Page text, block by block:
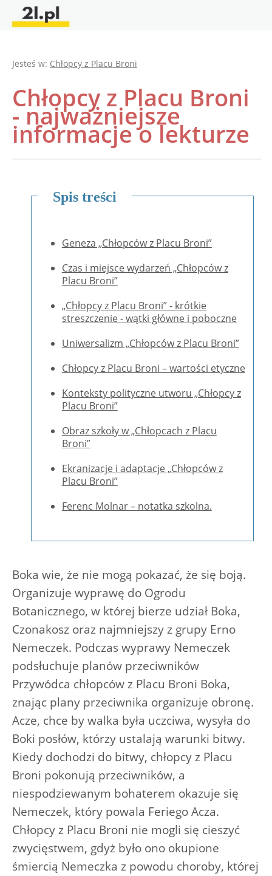
Jesteś w: Chłopcy z Placu Broni
Chłopcy z Placu Broni
- najważniejsze
informacje o lekturze
Spis treści
Geneza „Chłopców z Placu Broni”
Czas i miejsce wydarzeń „Chłopców z
Placu Broni”
„Chłopcy z Placu Broni” - krótkie
streszczenie - wątki główne i poboczne
Uniwersalizm „Chłopców z Placu Broni”
Chłopcy z Placu Broni – wartości etyczne
Konteksty polityczne utworu „Chłopcy z
Placu Broni”
Obraz szkoły w „Chłopcach z Placu
Broni”
Ekranizacje i adaptacje „Chłopców z
Placu Broni”
Ferenc Molnar – notatka szkolna.
Boka wie, że nie mogą pokazać, że się boją.
Organizuje wyprawę do Ogrodu
Botanicznego, w której bierze udział Boka,
Czonakosz oraz najmniejszy z grupy Erno
Nemeczek. Podczas wyprawy Nemeczek
podsłuchuje planów przeciwników
Przywódca chłopców z Placu Broni Boka,
znając plany przeciwnika organizuje obronę.
Acze, chce by walka była uczciwa, wysyła do
Boki posłów, którzy ustalają warunki bitwy.
Kiedy dochodzi do bitwy, chłopcy z Placu
Broni pokonują przeciwników, a
niespodziewanym bohaterem okazuje się
Nemeczek, który powala Feriego Acza.
Chłopcy z Placu Broni nie mogli się cieszyć
zwycięstwem, gdyż było ono okupione
śmiercią Nemeczka z powodu choroby, której